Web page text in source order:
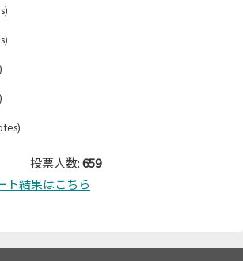
投票人数:659
ト結果はこちら